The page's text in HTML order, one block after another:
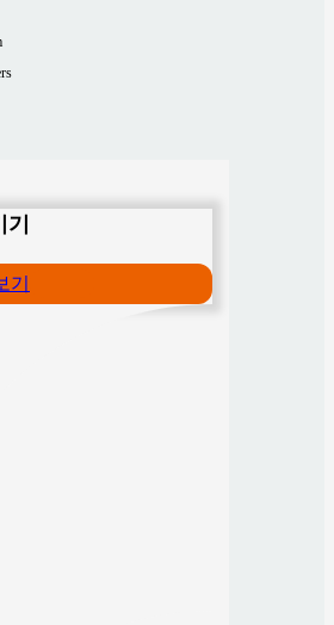
기